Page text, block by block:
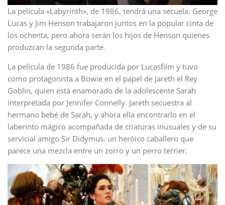
La película «Labyrinth», de 1986, tendrá una secuela. George
Lucas y Jim Henson trabajaron juntos en la popular cinta de
los ochenta, pero ahora serán los hijos de Henson quienes
produzcan la segunda parte.
La película de 1986 fue producida por Lucasfilm y tuvo
como protagonista a Bowie en el papel de Jareth el Rey
Goblin, quien está enamorado de la adolescente Sarah
interpretada por Jennifer Connelly. Jareth secuestra al
hermano bebé de Sarah, y ahora ella encontrarlo en el
laberinto mágico acompañada de criaturas inusuales y de su
servicial amigo Sir Didymus, un heróico caballero que
parece una mezcla entre un zorro y un perro terrier.